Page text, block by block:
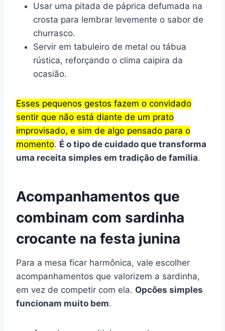
Usar uma pitada de páprica defumada na
crosta para lembrar levemente o sabor de
churrasco.
Servir em tabuleiro de metal ou tábua
rústica, reforçando o clima caipira da
ocasião.
Esses pequenos gestos fazem o convidado
sentir que não está diante de um prato
improvisado, e sim de algo pensado para o
momento. É o tipo de cuidado que transforma
uma receita simples em tradição de família.
Acompanhamentos que
combinam com sardinha
crocante na festa junina
Para a mesa ficar harmônica, vale escolher
acompanhamentos que valorizem a sardinha,
em vez de competir com ela. Opcões simples
funcionam muito bem.